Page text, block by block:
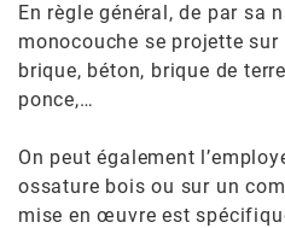
En règle général, de par sa
monocouche se projette
brique, béton, brique de
ponce,…
On peut également
ossature bois ou sur un
mise en œuvre est